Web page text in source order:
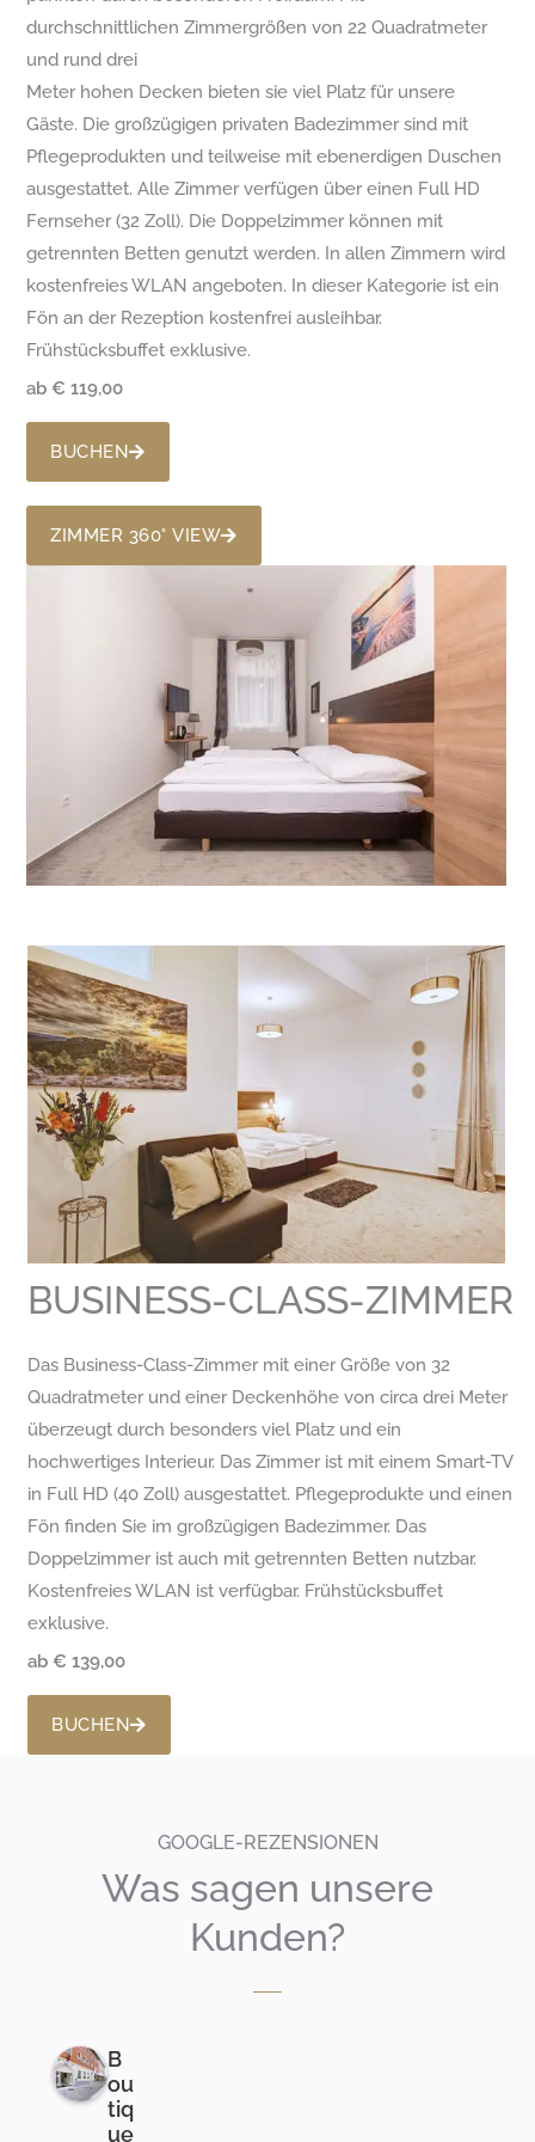
durchschnittlichen Zimmergrößen von 22 Quadratmeter
und rund drei
Meter hohen Decken bieten sie viel Platz für unsere
Gäste. Die großzügigen privaten Badezimmer sind mit
Pflegeprodukten und teilweise mit ebenerdigen Duschen
ausgestattet. Alle Zimmer verfügen über einen Full HD
Fernseher (32 Zoll). Die Doppelzimmer können mit
getrennten Betten genutzt werden. In allen Zimmern wird
kostenfreies WLAN angeboten. In dieser Kategorie ist ein
Fön an der Rezeption kostenfrei ausleihbar.
Frühstücksbuffet exklusive.
ab € 119,00
BUCHEN
ZIMMER 360° VIEW
BUSINESS-CLASS-ZIMMER​
Das Business-Class-Zimmer mit einer Größe von 32
Quadratmeter und einer Deckenhöhe von circa drei Meter
überzeugt durch besonders viel Platz und ein
hochwertiges Interieur. Das Zimmer ist mit einem Smart-TV
in Full HD (40 Zoll) ausgestattet. Pflegeprodukte und einen
Fön finden Sie im großzügigen Badezimmer. Das
Doppelzimmer ist auch mit getrennten Betten nutzbar.
Kostenfreies WLAN ist verfügbar. Frühstücksbuffet
exklusive.
ab € 139,00​
BUCHEN
GOOGLE-REZENSIONEN
Was sagen unsere
Kunden?
B
ou
tiq
ue